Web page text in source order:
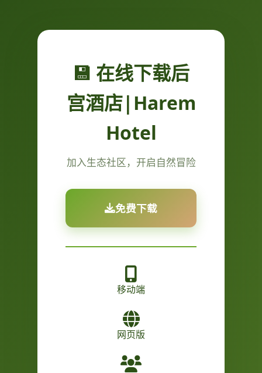
💾 在线下载后
宫酒店|Harem
Hotel
加入生态社区，开启自然冒险
免费下载
移动端
网页版